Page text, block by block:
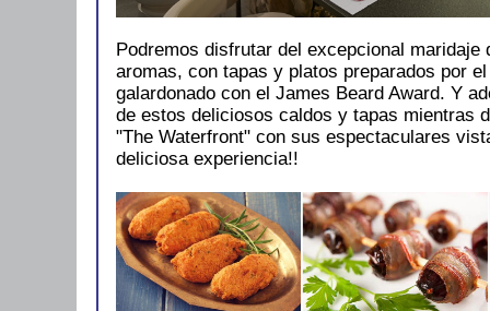
Podremos disfrutar del excepcional maridaje
aromas, con tapas y platos preparados por
galardonado con el James Beard Award. Y
de estos deliciosos caldos y tapas mientras
"The Waterfront" con sus espectaculares
deliciosa experiencia!!